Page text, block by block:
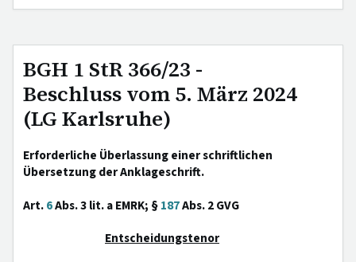
BGH 1 StR 366/23 -
Beschluss vom 5. März 2024
(LG Karlsruhe)
Erforderliche Überlassung einer schriftlichen
Übersetzung der Anklageschrift.
Art.6Abs. 3 lit. a EMRK; §187Abs. 2 GVG
Entscheidungstenor